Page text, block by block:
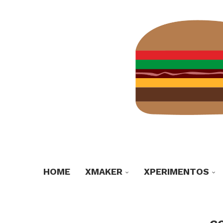
HOME XMAKER XPERIMENTOS